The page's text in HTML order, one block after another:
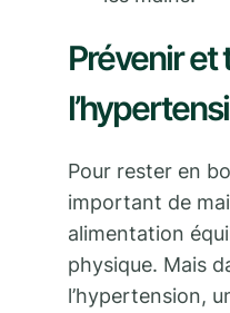
Prévenir et
Pour rester en
important de
alimentation
physique. Mais
l’hypertension,